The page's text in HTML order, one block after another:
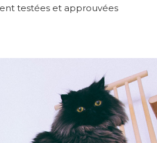
testées et approuvées